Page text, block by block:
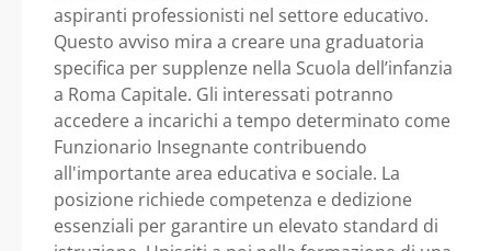
dell’Infanzia - Area
dei Funzionari e
dell’Elevata
Qualificazione -
Famiglia Educativa e
Umane
aspiranti professionisti nel settore educativo.
Questo avviso mira a creare una graduatoria
specifica per supplenze nella Scuola dell’infanzia
a Roma Capitale. Gli interessati potranno
accedere a incarichi a tempo determinato come
Funzionario Insegnante contribuendo
all'importante area educativa e sociale. La
posizione richiede competenza e dedizione
essenziali per garantire un elevato standard di